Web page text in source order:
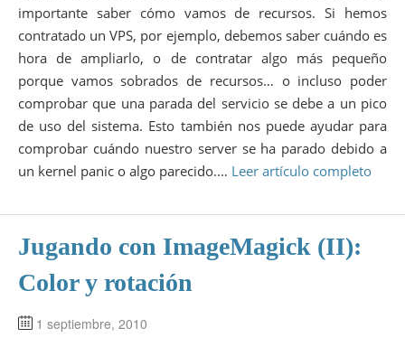
importante saber cómo vamos de recursos. Si hemos
contratado un VPS, por ejemplo, debemos saber cuándo es
hora de ampliarlo, o de contratar algo más pequeño
porque vamos sobrados de recursos… o incluso poder
comprobar que una parada del servicio se debe a un pico
de uso del sistema. Esto también nos puede ayudar para
comprobar cuándo nuestro server se ha parado debido a
un kernel panic o algo parecido.… Leer artículo completo
Jugando con ImageMagick (II):
Color y rotación
1 septiembre, 2010